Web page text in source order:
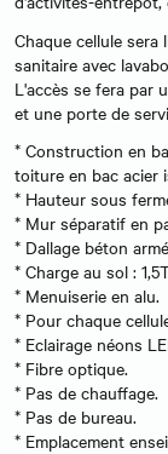
Chaque cellule
sanitaire avec
L'accès se fera par
et une porte de
* Construction en
toiture en bac acier
* Hauteur sous
* Mur séparatif en
* Dallage béton
* Charge au sol :
* Menuiserie en alu.
* Pour chaque
* Eclairage néons
* Fibre optique.
* Pas de chauffage.
* Pas de bureau.
* Emplacement